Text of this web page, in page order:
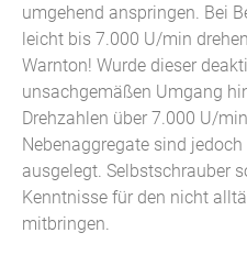
umgehend anspringen. Bei
leicht bis 7.000 U/min
Warnton! Wurde dieser
unsachgemäßen Umgang
Drehzahlen über 7.000 U/
Nebenaggregate sind
ausgelegt. Selbstschrauber
Kenntnisse für den nicht
mitbringen.